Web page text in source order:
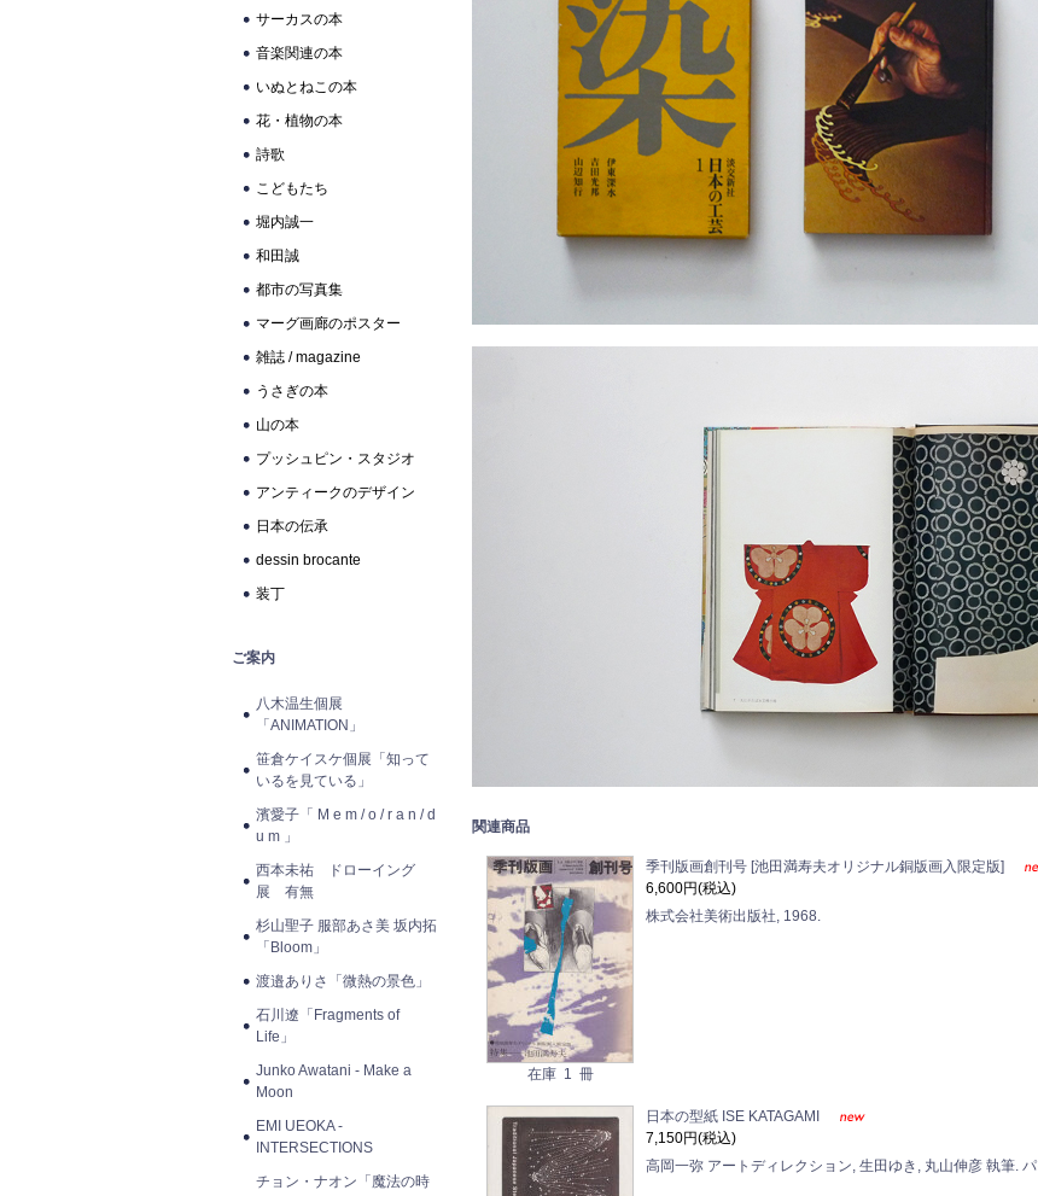
サーカスの本
音楽関連の本
いぬとねこの本
花・植物の本
詩歌
こどもたち
堀内誠一
和田誠
都市の写真集
マーグ画廊のポスター
雑誌 / magazine
うさぎの本
山の本
プッシュピン・スタジオ
アンティークのデザイン
日本の伝承
dessin brocante
装丁
ご案内
八木温生個展
「ANIMATION」
笹倉ケイスケ個展「知って
いるを見ている」
濱愛子「 M e m / o / r a n / d
u m 」
西本未祐 ドローイング
展 有無
杉山聖子 服部あさ美 坂内拓
「Bloom」
渡邉ありさ「微熱の景色」
石川遼「Fragments of
Life」
Junko Awatani - Make a
Moon
EMI UEOKA -
INTERSECTIONS
チョン・ナオン「魔法の時
関連商品
在庫 1 冊
季刊版画創刊号 [池田満寿夫オリジナル銅版画入限定版]
6,600円(税込)
株式会社美術出版社, 1968.
日本の型紙 ISE KATAGAMI
7,150円(税込)
高岡一弥 アートディレクション, 生田ゆき, 丸山伸彦 執筆.